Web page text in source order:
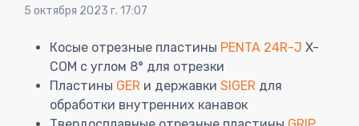
5 октября 2023 г. 17:07
Косые отрезные пластины PENTA 24R-J X-
COM с углом 8° для отрезки
Пластины GER и державки SIGER для
обработки внутренних канавок